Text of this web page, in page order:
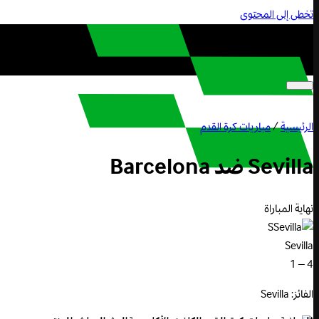
تخطى إلى المحتوى
الرئيسية/مباريات كرة القدم
SevillaضدBarcelona
نهاية المباراة
S
Sevilla
4 – 1
الفائز: Sevilla